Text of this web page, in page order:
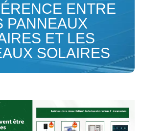
ENTRE
PANNEAUX
ET LES
SOLAIRES